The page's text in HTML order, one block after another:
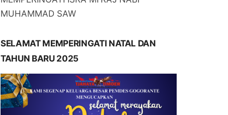
MUHAMMAD SAW
SELAMAT MEMPERINGATI NATAL DAN
TAHUN BARU 2025